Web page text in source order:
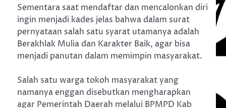
Sementara saat mendaftar dan mencalonkan diri
ingin menjadi kades jelas bahwa dalam surat
pernyataan salah satu syarat utamanya adalah
Berakhlak Mulia dan Karakter Baik, agar bisa
menjadi panutan dalam memimpin masyarakat.
Salah satu warga tokoh masyarakat yang
namanya enggan disebutkan mengharapkan
agar Pemerintah Daerah melalui BPMPD Kab